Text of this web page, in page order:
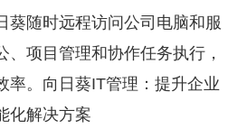
葵随时远程访问公司电脑和服
、项目管理和协作任务执行，
。 向日葵IT管理：提升企业
化解决方案